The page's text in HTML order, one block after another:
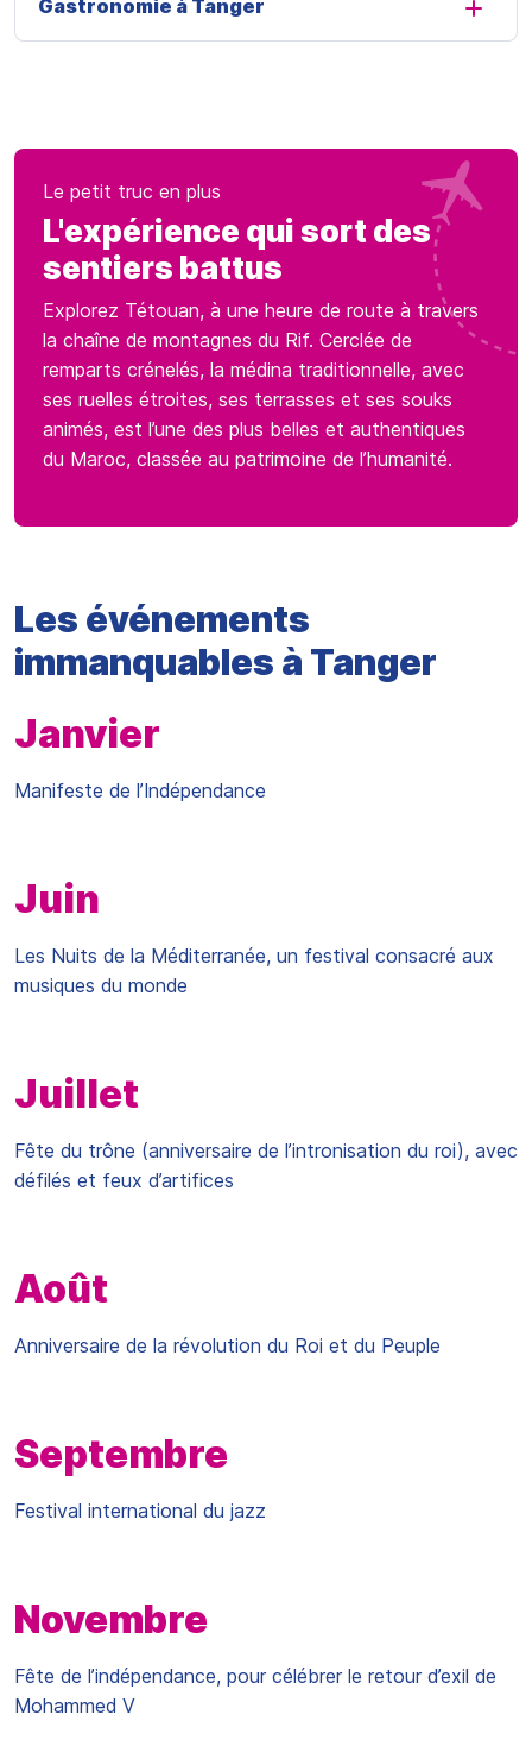
Gastronomie à Tanger
Le petit truc en plus
L'expérience qui sort des
sentiers battus
Explorez Tétouan, à une heure de route à travers
la chaîne de montagnes du Rif. Cerclée de
remparts crénelés, la médina traditionnelle, avec
ses ruelles étroites, ses terrasses et ses souks
animés, est l’une des plus belles et authentiques
du Maroc, classée au patrimoine de l’humanité.
Les événements
immanquables à Tanger
Janvier
Manifeste de l’Indépendance
Juin
Les Nuits de la Méditerranée, un festival consacré aux
musiques du monde
Juillet
Fête du trône (anniversaire de l’intronisation du roi), avec
défilés et feux d’artifices
Août
Anniversaire de la révolution du Roi et du Peuple
Septembre
Festival international du jazz
Novembre
Fête de l’indépendance, pour célébrer le retour d’exil de
Mohammed V